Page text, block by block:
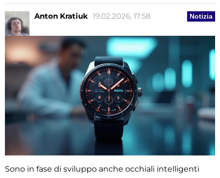
Notizia
Anton Kratiuk 19.02.2026, 17:58
Sono in fase di sviluppo anche occhiali intelligenti